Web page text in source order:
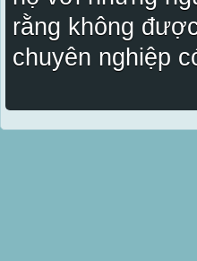
rằng không
chuyên nghiệp